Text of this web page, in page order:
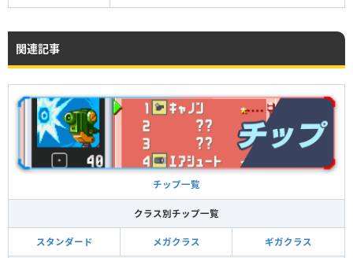
関連記事
チップ一覧
クラス別チップ一覧
スタンダード メガクラス ギガクラス